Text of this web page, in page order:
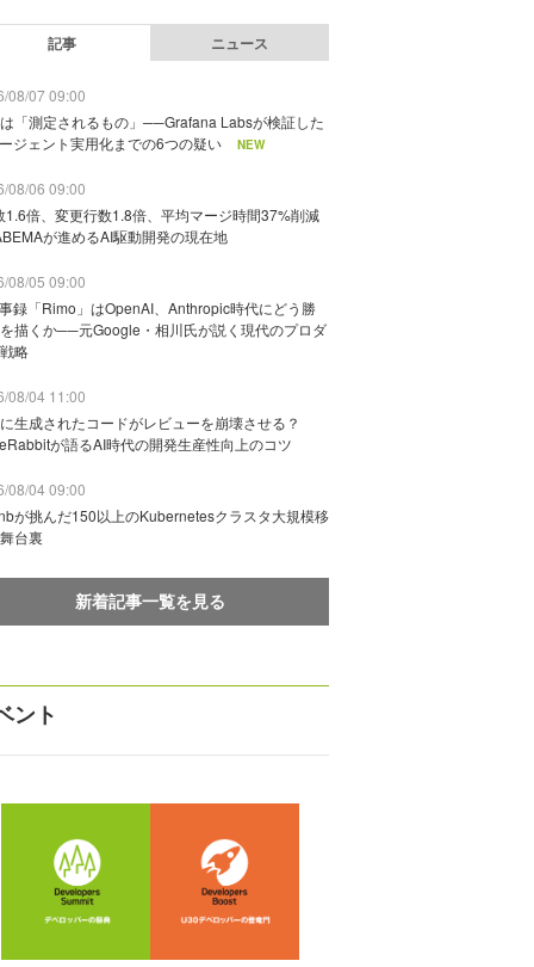
記事 ニュース
08/07 09:00
「測定されるもの」──Grafana Labsが検証した
ジェント実用化までの6つの疑い
NEW
08/06 09:00
1.6倍、変更行数1.8倍、平均マージ時間37%削減
が進めるAI駆動開発の現在地
08/05 09:00
録「Rimo」はOpenAI、Anthropic時代にどう勝
描くか──元Google・相川氏が説く現代のプロダ
略
08/04 11:00
生成されたコードがレビューを崩壊させる？
が語るAI時代の開発生産性向上のコツ
08/04 09:00
が挑んだ150以上のKubernetesクラスタ大規模移
台裏
新着記事一覧を見る
ント